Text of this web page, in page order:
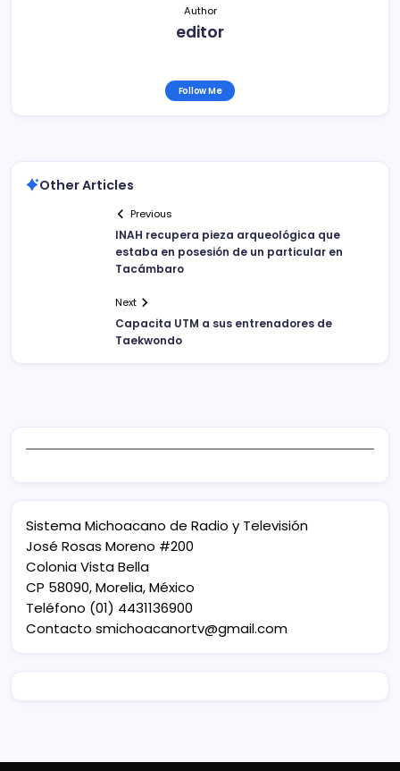
Author
editor
Follow Me
Other Articles
Previous
INAH recupera pieza arqueológica que
estaba en posesión de un particular en
Tacámbaro
Next
Capacita UTM a sus entrenadores de
Taekwondo
Sistema Michoacano de Radio y Televisión
José Rosas Moreno #200
Colonia Vista Bella
CP 58090, Morelia, México
Teléfono (01) 4431136900
Contacto smichoacanortv@gmail.com